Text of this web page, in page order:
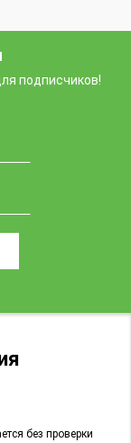
подписчиков!
без проверки